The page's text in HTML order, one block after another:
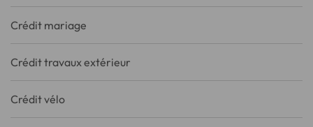
Crédit mariage
Crédit travaux extérieur
Crédit vélo